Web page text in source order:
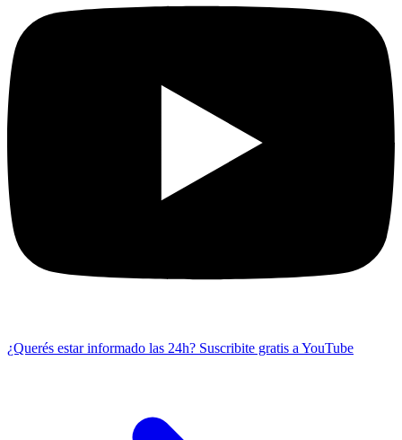
¿Querés estar informado las 24h? Suscribite gratis a YouTube